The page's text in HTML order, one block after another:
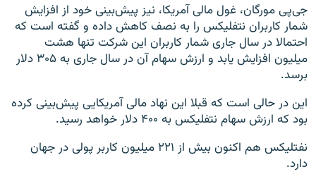
جی‌پی مورگان، غول مالی آمریکا، نیز پیش‌بینی خود از افزایش
شمار کاربران نتفلیکس را به نصف کاهش داده و گفته است که
احتمالا در سال جاری شمار کاربران این شرکت تنها هشت
میلیون افزایش یابد و ارزش سهام آن در سال جاری به ۳۰۵ دلار
برسد.
این در حالی است که قبلا این نهاد مالی آمریکایی پیش‌بینی کرده
بود که ارزش سهام نتفلیکس به ۴۰۰ دلار خواهد رسید.
نفتلیکس هم اکنون بیش از ۲۲۱ میلیون کاربر پولی در جهان
دارد.